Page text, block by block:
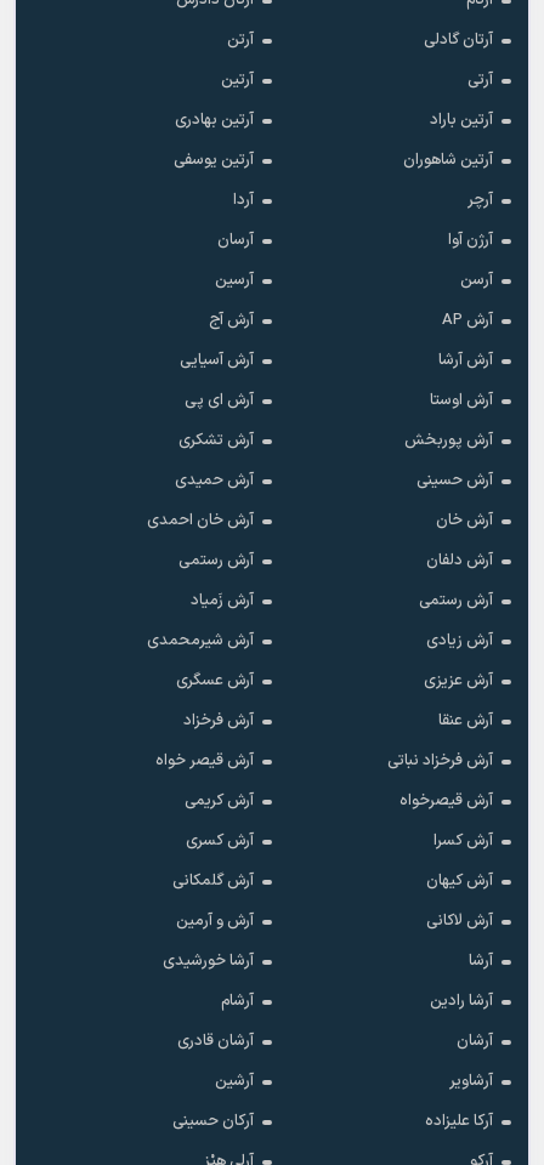
آرتان گادلی
آرتن
آرتی
آرتین
آرتین باراد
آرتین بهادری
آرتین شاهوران
آرتین یوسفی
آرچر
آردا
آرژن آوا
آرسان
آرسن
آرسین
آرش AP
آرش آج
آرش آرشا
آرش آسیایی
آرش اوستا
آرش ای پی
آرش پوربخش
آرش تشکری
آرش حسینی
آرش حمیدی
آرش خان
آرش خان احمدی
آرش دلفان
آرش رستمى
آرش رستمی
آرش زَمیاد
آرش زیادی
آرش شیرمحمدی
آرش عزیزی
آرش عسگری
آرش عنقا
آرش فرخزاد
آرش فرخزاد نباتی
آرش قیصر خواه
آرش قیصرخواه
آرش کریمی
آرش کسرا
آرش کسری
آرش کیهان
آرش گلمکانی
آرش لاکانی
آرش و آرمین
آرشا
آرشا خورشیدی
آرشا رادین
آرشام
آرشان
آرشان قادری
آرشاویر
آرشین
آرکا علیزاده
آرکان حسینی